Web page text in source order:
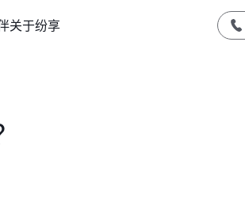
关于纷享